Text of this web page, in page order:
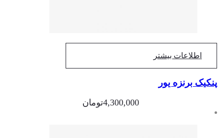
اطلاعات بیشتر
برنزه یور
4,300,000تومان